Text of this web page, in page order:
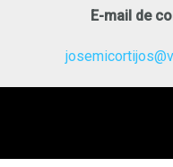
E-mail de